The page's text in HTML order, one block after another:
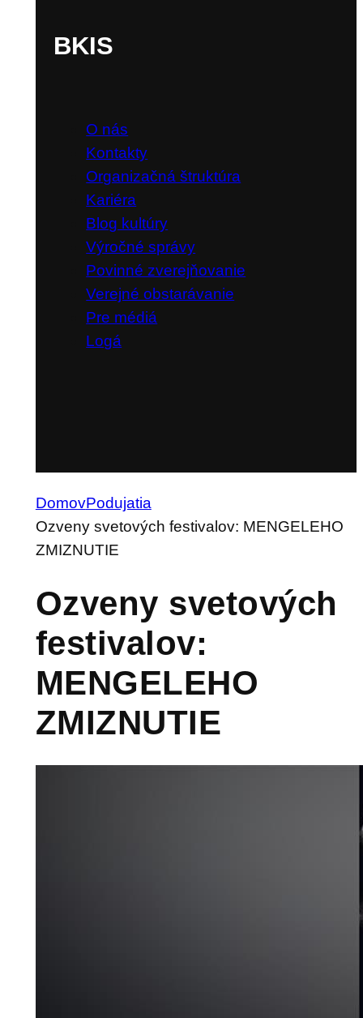
BKIS
O nás
Kontakty
Organizačná štruktúra
Kariéra
Blog kultúry
Výročné správy
Povinné zverejňovanie
Verejné obstarávanie
Pre médiá
Logá
DomovPodujatia
Ozveny svetových festivalov: MENGELEHO
ZMIZNUTIE
Ozveny svetových
festivalov:
MENGELEHO
ZMIZNUTIE